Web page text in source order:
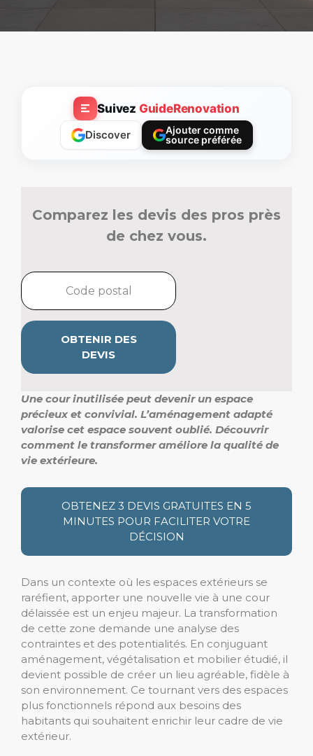
Suivez GuideRenovation
Discover
Ajouter comme
source préférée
Comparez les devis des pros près
de chez vous.
OBTENIR DES
DEVIS
Une cour inutilisée peut devenir un espace
précieux et convivial. L’aménagement adapté
valorise cet espace souvent oublié. Découvrir
comment le transformer améliore la qualité de
vie extérieure.
OBTENEZ 3 DEVIS GRATUITES EN 5
MINUTES POUR FACILITER VOTRE
DÉCISION
Dans un contexte où les espaces extérieurs se
raréfient, apporter une nouvelle vie à une cour
délaissée est un enjeu majeur. La transformation
de cette zone demande une analyse des
contraintes et des potentialités. En conjuguant
aménagement, végétalisation et mobilier étudié, il
devient possible de créer un lieu agréable, fidèle à
son environnement. Ce tournant vers des espaces
plus fonctionnels répond aux besoins des
habitants qui souhaitent enrichir leur cadre de vie
extérieur.